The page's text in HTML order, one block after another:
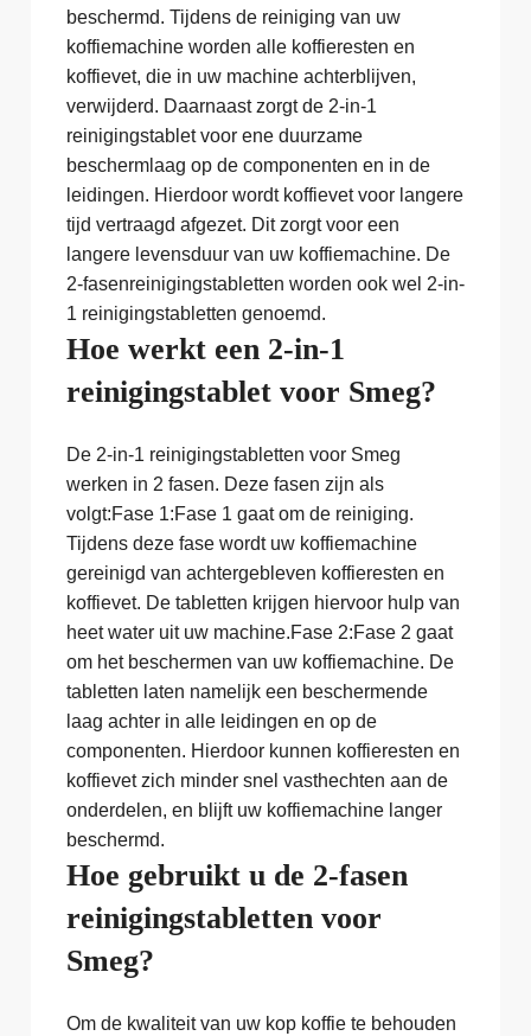
beschermd. Tijdens de reiniging van uw
koffiemachine worden alle koffieresten en
koffievet, die in uw machine achterblijven,
verwijderd. Daarnaast zorgt de 2-in-1
reinigingstablet voor ene duurzame
beschermlaag op de componenten en in de
leidingen. Hierdoor wordt koffievet voor langere
tijd vertraagd afgezet. Dit zorgt voor een
langere levensduur van uw koffiemachine. De
2-fasenreinigingstabletten worden ook wel 2-in-
1 reinigingstabletten genoemd.
Hoe werkt een 2-in-1
reinigingstablet voor Smeg?
De 2-in-1 reinigingstabletten voor Smeg
werken in 2 fasen. Deze fasen zijn als
volgt:Fase 1:Fase 1 gaat om de reiniging.
Tijdens deze fase wordt uw koffiemachine
gereinigd van achtergebleven koffieresten en
koffievet. De tabletten krijgen hiervoor hulp van
heet water uit uw machine.Fase 2:Fase 2 gaat
om het beschermen van uw koffiemachine. De
tabletten laten namelijk een beschermende
laag achter in alle leidingen en op de
componenten. Hierdoor kunnen koffieresten en
koffievet zich minder snel vasthechten aan de
onderdelen, en blijft uw koffiemachine langer
beschermd.
Hoe gebruikt u de 2-fasen
reinigingstabletten voor
Smeg?
Om de kwaliteit van uw kop koffie te behouden